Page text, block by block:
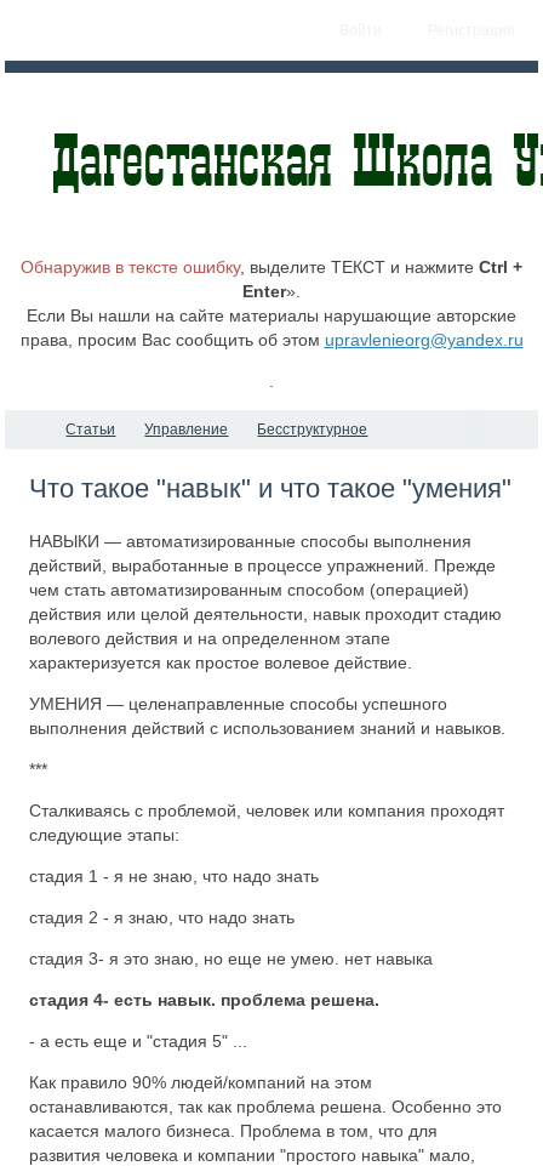
Обнаружив в тексте ошибку, выделите ТЕКСТ и нажмите Ctrl +
Enter».
Если Вы нашли на сайте материалы нарушающие авторские
права, просим Вас сообщить об этом upravlenieorg@yandex.ru
Статьи Управление Бесструктурное
Что такое "навык" и что такое "умения"
НАВЫКИ — автоматизированные способы выполнения
действий, выработанные в процессе упражнений. Прежде
чем стать автоматизированным способом (операцией)
действия или целой деятельности, навык проходит стадию
волевого действия и на определенном этапе
характеризуется как простое волевое действие.
УМЕНИЯ — целенаправленные способы успешного
выполнения действий с использованием знаний и навыков.
***
Сталкиваясь с проблемой, человек или компания проходят
следующие этапы:
стадия 1 - я не знаю, что надо знать
стадия 2 - я знаю, что надо знать
стадия 3- я это знаю, но еще не умею. нет навыка
стадия 4- есть навык. проблема решена.
- а есть еще и "стадия 5" ...
Как правило 90% людей/компаний на этом
останавливаются, так как проблема решена. Особенно это
касается малого бизнеса. Проблема в том, что для
развития человека и компании "простого навыка" мало,